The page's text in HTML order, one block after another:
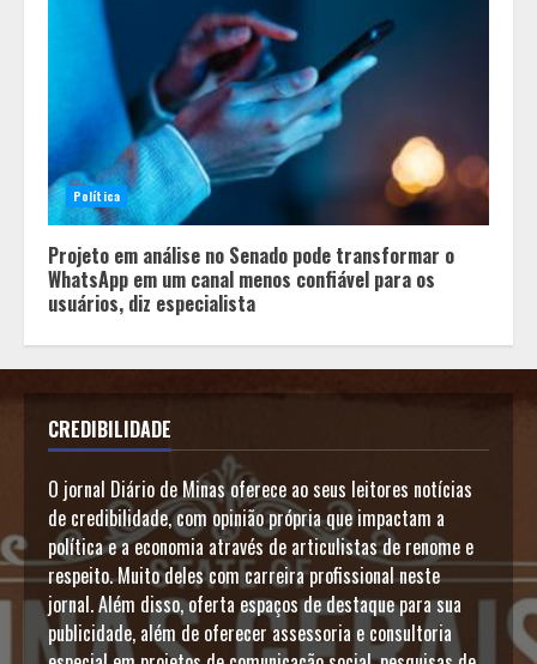
Política
Projeto em análise no Senado pode transformar o
WhatsApp em um canal menos confiável para os
usuários, diz especialista
CREDIBILIDADE
O jornal Diário de Minas oferece ao seus leitores notícias
de credibilidade, com opinião própria que impactam a
política e a economia através de articulistas de renome e
respeito. Muito deles com carreira profissional neste
jornal. Além disso, oferta espaços de destaque para sua
publicidade, além de oferecer assessoria e consultoria